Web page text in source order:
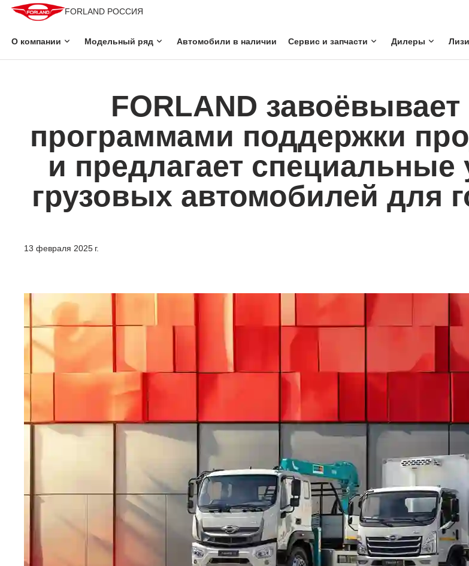
FORLAND РОССИЯ
О компании Модельный ряд Автомобили в наличии Сервис и запчасти Дилеры
FORLAND
программами поддержки
и предлагает специальные
грузовых автомобилей для
13 февраля 2025 г.